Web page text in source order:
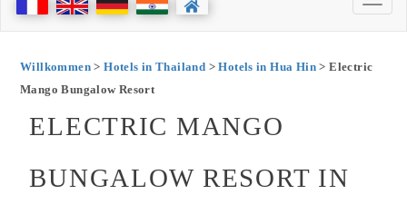
Willkommen>Hotels in Thailand >Hotels in Hua Hin > Electric
Mango Bungalow Resort
ELECTRIC MANGO
BUNGALOW RESORT IN